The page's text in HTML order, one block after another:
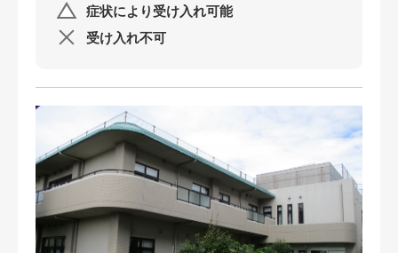
症状により受け入れ可能
受け入れ不可